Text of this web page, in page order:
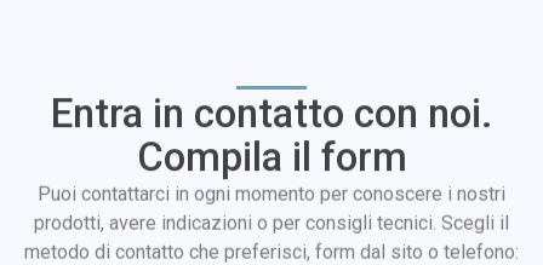
Entra in contatto con noi.
Compila il form
Puoi contattarci in ogni momento per conoscere i nostri
prodotti, avere indicazioni o per consigli tecnici. Scegli il
metodo di contatto che preferisci, form dal sito o telefono: